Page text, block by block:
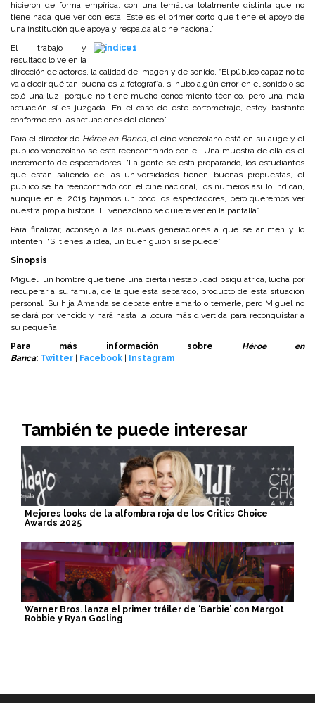
hicieron de forma empírica, con una temática totalmente distinta que no
tiene nada que ver con esta. Este es el primer corto que tiene el apoyo de
una institución que apoya y respalda al cine nacional”.
El trabajo y
resultado lo ve en la
dirección de actores, la calidad de imagen y de sonido. “El público capaz no te
va a decir qué tan buena es la fotografía, si hubo algún error en el sonido o se
coló una luz, porque no tiene mucho conocimiento técnico, pero una mala
actuación sí es juzgada. En el caso de este cortometraje, estoy bastante
conforme con las actuaciones del elenco”.
Para el director de Héroe en Banca, el cine venezolano está en su auge y el
público venezolano se está reencontrando con él. Una muestra de ella es el
incremento de espectadores. “La gente se está preparando, los estudiantes
que están saliendo de las universidades tienen buenas propuestas, el
público se ha reencontrado con el cine nacional, los números así lo indican,
aunque en el 2015 bajamos un poco los espectadores, pero queremos ver
nuestra propia historia. El venezolano se quiere ver en la pantalla”.
Para finalizar, aconsejó a las nuevas generaciones a que se animen y lo
intenten. “Si tienes la idea, un buen guión si se puede”.
Sinopsis
Miguel, un hombre que tiene una cierta inestabilidad psiquiátrica, lucha por
recuperar a su familia, de la que está separado, producto de esta situación
personal. Su hija Amanda se debate entre amarlo o temerle, pero Miguel no
se dará por vencido y hará hasta la locura más divertida para reconquistar a
su pequeña.
Para más información sobre Héroe en
Banca: Twitter Facebook Instagram
También te puede interesar
Mejores looks de la alfombra roja de los Critics Choice
Awards 2025
Warner Bros. lanza el primer tráiler de ‘Barbie’ con Margot
Robbie y Ryan Gosling